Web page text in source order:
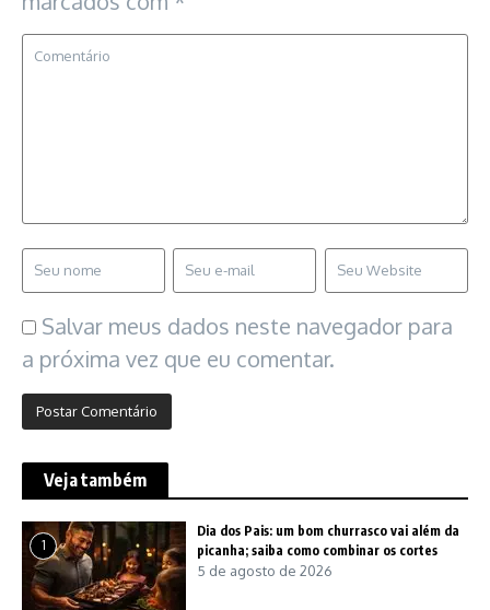
Salvar meus dados neste navegador para
a próxima vez que eu comentar.
Veja também
1
Dia dos Pais: um bom churrasco vai além da
picanha; saiba como combinar os cortes
5 de agosto de 2026